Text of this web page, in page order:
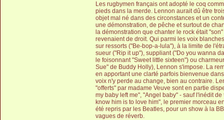
Les rugbymen français ont adopté le coq
pieds dans la merde. Lennon aurait dû être
objet mal né dans des circonstances et un
une démonstration, de pêche et surtout de
la démonstration que chanter le rock était
revenaient de droit. Qui parmi les voix
sur ressorts ("Be-bop-a-lula"), à la limite de
sueur ("Rip it up"), suppliant ("Do you wanna
le foisonnant "Sweet little sixteen") ou
Sue" de Buddy Holly), Lennon s'impose. La
en apportant une clarté parfois bienvenue
voix n'y perde au change, bien au contraire.
"offerts" par madame Veuve sont en partie
my baby left me", "Angel baby" - sauf l'inédit
know him is to love him", le premier morceau
été repris par les Beatles, pour un show à la
vagues de réverb.